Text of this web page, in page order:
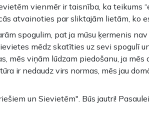
vienmēr ir taisnība, ka teikums
atvainoties par sliktajām lietām, ko
spogulim, pat ja mūsu ķermenis
mēdz skatīties uz sevi spogulī
mēs viņām lūdzam piedošanu, ja
ir nedaudz virs normas, mēs jau
un Sievietēm". Būs jautri!